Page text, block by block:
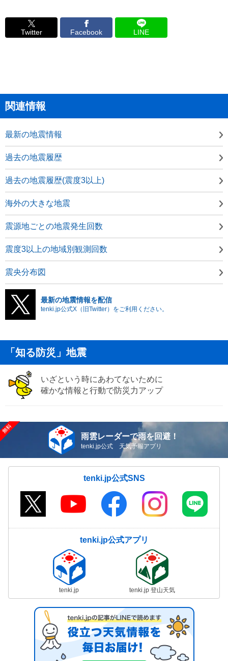
Twitter Facebook LINE
関連情報
最新の地震情報
過去の地震履歴
過去の地震履歴(震度3以上)
海外の大きな地震
震源地ごとの地震発生回数
震度3以上の地域別観測回数
震央分布図
最新の地震情報を配信
tenki.jp公式X（旧Twitter）をご利用ください。
「知る防災」地震
いざという時にあわてないために
確かな情報と行動で防災力アップ
雨雲レーダーで雨を回避！
tenki.jp公式 天気予報アプリ
tenki.jp公式SNS
tenki.jp公式アプリ
tenki.jp tenki.jp 登山天気